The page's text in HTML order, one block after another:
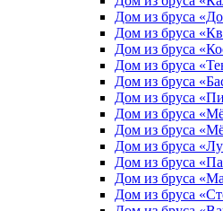
Дом из бруса
Дом из бруса
Дом из бруса
Дом из бруса
Дом из бруса
Дом из бруса
Дом из бруса
Дом из бруса
Дом из бруса
Дом из бруса
Дом из бруса
Дом из бруса